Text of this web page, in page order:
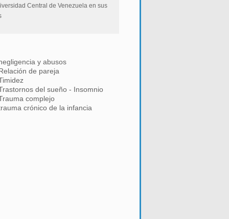
Central de Venezuela en sus
y abusos
de pareja
del sueño - Insomnio
complejo
crónico de la infancia